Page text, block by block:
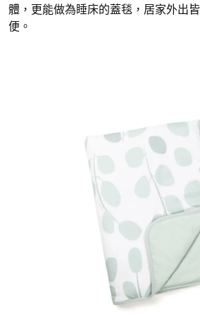
體，更能做為睡床的蓋毯，居家外出
便。